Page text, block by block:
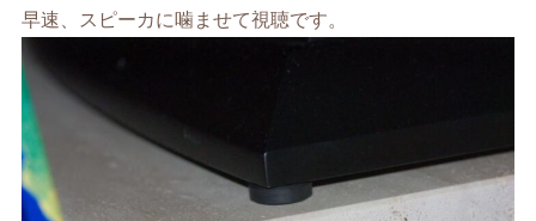
早速、スピーカに噛ませて視聴です。